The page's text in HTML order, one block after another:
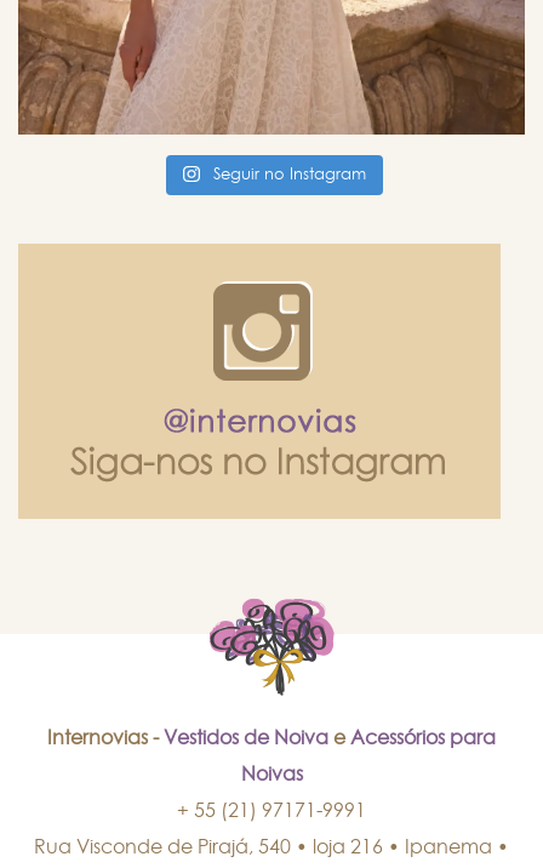
Seguir no Instagram
Internovias - Vestidos de Noiva e Acessórios para
Noivas
+ 55 (21) 97171-9991
Rua Visconde de Pirajá, 540 • loja 216 • Ipanema •